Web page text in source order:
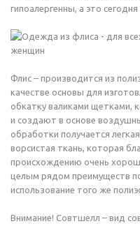
гипоалергенны, а это
Флис – производится из
качестве основы для
обкатку валиками щетками,
и создают в основе
обработки получается
ворсистая ткань, которая
происхождению очень
целым рядом преимуществ
использование того же
Внимание! Совтшелл – вид